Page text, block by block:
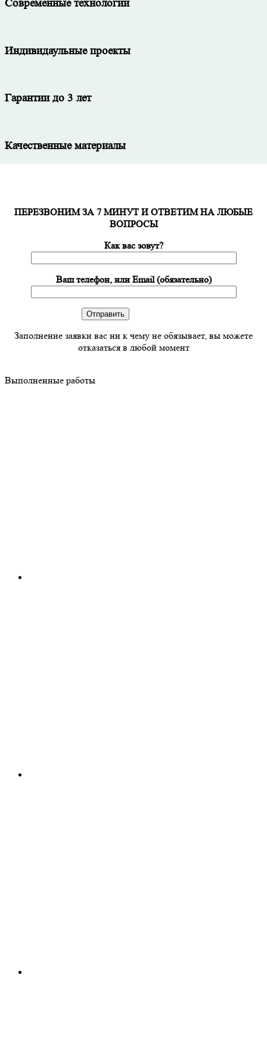
Современные технологии
Индивидаульные проекты
Гарантии до 3 лет
Качественные материалы
ПЕРЕЗВОНИМ ЗА 7 МИНУТ И ОТВЕТИМ НА ЛЮБЫЕ
ВОПРОСЫ
Как вас зовут?
Ваш телефон, или Email (обязательно)
Заполнение заявки вас ни к чему не обязывает, вы можете
отказаться в любой момент
Выполненные работы